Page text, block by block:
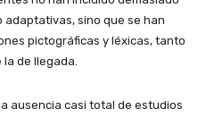
sino que se han
pictográficas y léxicas, tanto
de llegada.
ausencia casi total de estudios